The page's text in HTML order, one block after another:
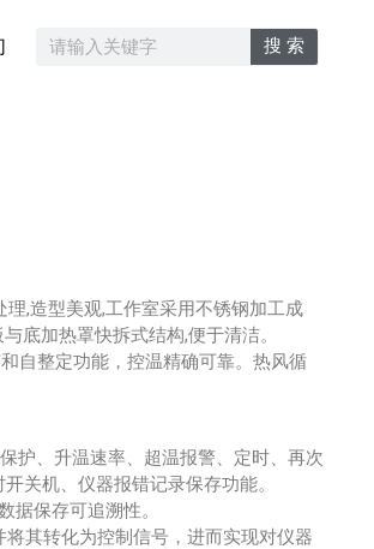
搜 索
,造型美观,工作室采用不锈钢加工成
底加热罩快拆式结构,便于清洁。
自整定功能，控温精确可靠。热风循
护、升温速率、超温报警、定时、再次
关机、仪器报错记录保存功能。
据保存可追溯性。
其转化为控制信号，进而实现对仪器